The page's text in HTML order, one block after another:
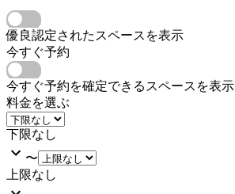
優良認定されたスペースを表示
今すぐ予約
今すぐ予約を確定できるスペースを表示
料金を選ぶ
下限なし
〜
上限なし